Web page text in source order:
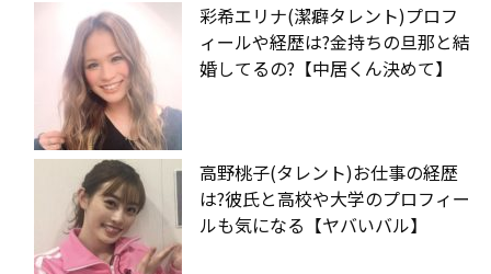
彩希エリナ(潔癖タレント)プロフ
ィールや経歴は?金持ちの旦那と結
婚してるの?【中居くん決めて】
高野桃子(タレント)お仕事の経歴
は?彼氏と高校や大学のプロフィー
ルも気になる【ヤバいバル】